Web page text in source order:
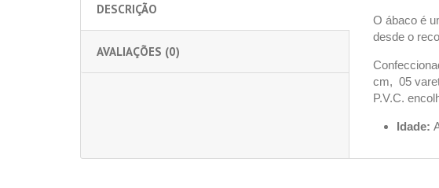
DESCRIÇÃO
AVALIAÇÕES (0)
O ábaco é
desde o
cm, 05
P.V.C.
Idade: